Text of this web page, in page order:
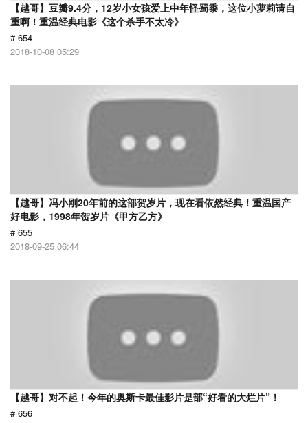
【越哥】豆瓣9.4分，12岁小女孩爱上中年怪蜀黍，这位小萝莉请自
重啊！重温经典电影《这个杀手不太冷》
# 654
2018-10-08 05:29
【越哥】冯小刚20年前的这部贺岁片，现在看依然经典！重温国产
好电影，1998年贺岁片《甲方乙方》
# 655
2018-09-25 06:44
【越哥】对不起！今年的奥斯卡最佳影片是部“好看的大烂片”！
# 656